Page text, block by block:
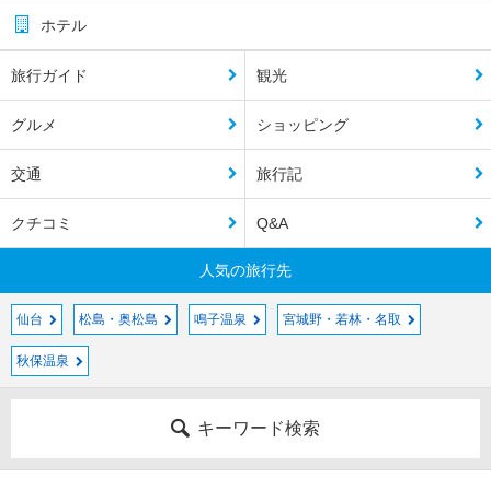
ホテル
旅行ガイド 観光
グルメ ショッピング
交通 旅行記
クチコミ Q&A
人気の旅行先
仙台 松島・奥松島 鳴子温泉 宮城野・若林・名取
秋保温泉
キーワード検索